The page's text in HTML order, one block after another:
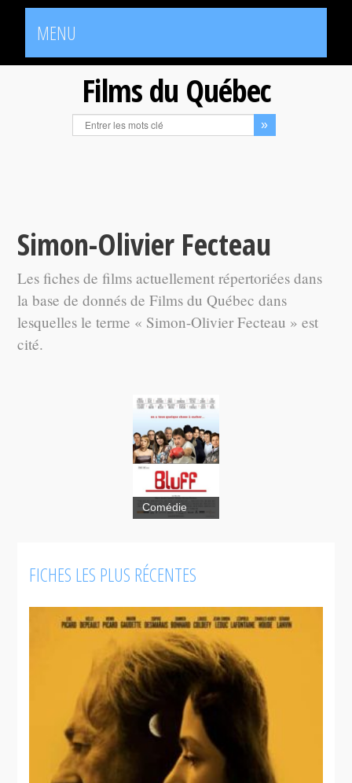
MENU
Films du Québec
Simon-Olivier Fecteau
Les fiches de films actuellement répertoriées dans
la base de donnés de Films du Québec dans
lesquelles le terme « Simon-Olivier Fecteau » est
cité.
Bluff
Comédie
FICHES LES PLUS RÉCENTES